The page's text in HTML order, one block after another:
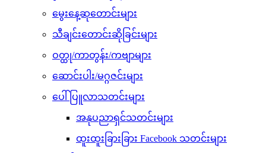
မွေးနေ့ဆုတောင်းများ
သီချင်းတောင်းဆိုခြင်းများ
ဝတ္ထု/ကာတွန်း/ကဗျာများ
ဆောင်းပါး/မဂ္ဂဇင်းများ
ပေါ်ပြူလာသတင်းများ
အနုပညာရှင်သတင်းများ
ထူးထူးခြားခြား Facebook သတင်းများ